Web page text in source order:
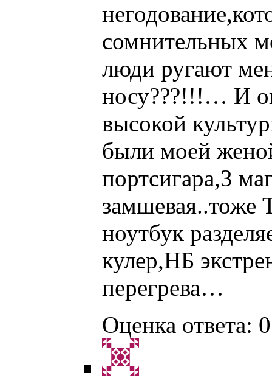
сомнительных
люди ругают
носу???!!!… И
высокой
были моей
портсигара,3
ноутбук
кулер,НБ
перегрева…
Оценка ответа: